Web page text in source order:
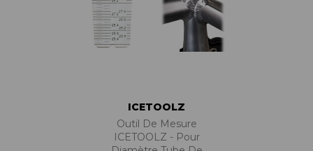
ICETOOLZ
Outil De Mesure
ICETOOLZ - Pour